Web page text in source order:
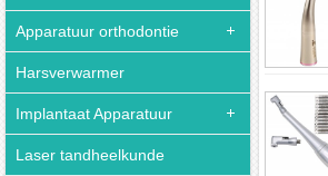
Apparatuur orthodontie
Harsverwarmer
Implantaat Apparatuur
Laser tandheelkunde